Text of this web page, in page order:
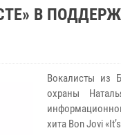
В
Вокалисты из
охраны
хита Bon Jovi